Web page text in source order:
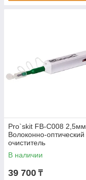
Pro`skit FB-C008 2,5мм
Волоконно-оптический
очиститель
В наличии
39 700 ₸